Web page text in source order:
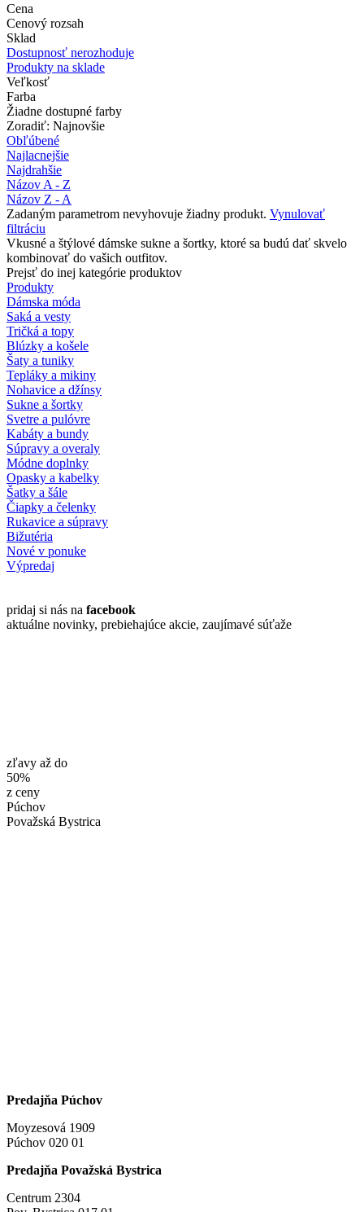
Cena
Cenový rozsah
Sklad
Dostupnosť nerozhoduje
Produkty na sklade
Veľkosť
Farba
Žiadne dostupné farby
Zoradiť: Najnovšie
Obľúbené
Najlacnejšie
Najdrahšie
Názov A - Z
Názov Z - A
Zadaným parametrom nevyhovuje žiadny produkt. Vynulovať
filtráciu
Vkusné a štýlové dámske sukne a šortky, ktoré sa budú dať skvelo
kombinovať do vašich outfitov.
Prejsť do inej kategórie produktov
Produkty
Dámska móda
Saká a vesty
Tričká a topy
Blúzky a košele
Šaty a tuniky
Tepláky a mikiny
Nohavice a džínsy
Sukne a šortky
Svetre a pulóvre
Kabáty a bundy
Súpravy a overaly
Módne doplnky
Opasky a kabelky
Šatky a šále
Čiapky a čelenky
Rukavice a súpravy
Bižutéria
Nové v ponuke
Výpredaj
pridaj si nás na facebook
aktuálne novinky, prebiehajúce akcie, zaujímavé súťaže
zľavy až do
50%
z ceny
Púchov
Považská Bystrica
Predajňa Púchov
Moyzesová 1909
Púchov 020 01
Predajňa Považská Bystrica
Centrum 2304